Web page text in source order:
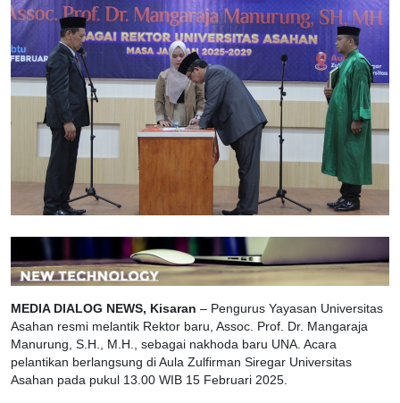
MEDIA DIALOG NEWS, Kisaran – Pengurus Yayasan Universitas
Asahan resmi melantik Rektor baru, Assoc. Prof. Dr. Mangaraja
Manurung, S.H., M.H., sebagai nakhoda baru UNA. Acara
pelantikan berlangsung di Aula Zulfirman Siregar Universitas
Asahan pada pukul 13.00 WIB 15 Februari 2025.